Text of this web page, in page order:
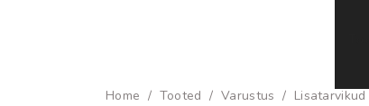
Home / Tooted /Varustus / Lisatarvikud